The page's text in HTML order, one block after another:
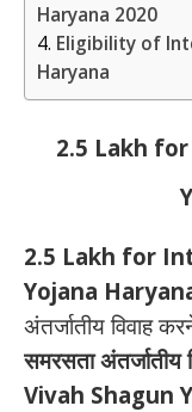
Haryana 2020
Eligibility of
Haryana
2.5 Lakh
2.5 Lakh for
Yojana
अंतर्जातीय विवाह
समरसता
Vivah Shagun